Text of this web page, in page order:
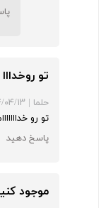
★★
تو
حلما | ۰۴/
تو رو
پاسخ دهید
موجود